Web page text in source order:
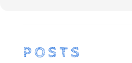
POSTS